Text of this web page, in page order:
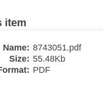
item
Name: 8743051.pdf
Size: 55.48Kb
PDF